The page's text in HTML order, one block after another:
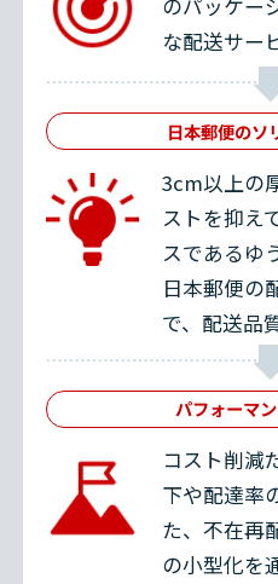
のパッケー
な配送サー
日本郵便のソ
3cm以上の
ストを抑え
スであるゆ
日本郵便の
で、配送品
パフォーマ
コスト削減
下や配達率
た、不在再
の小型化を